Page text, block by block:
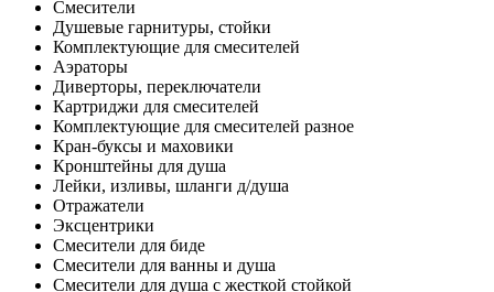
Смесители
Душевые гарнитуры, стойки
Комплектующие для смесителей
Аэраторы
Диверторы, переключатели
Картриджи для смесителей
Комплектующие для смесителей разное
Кран-буксы и маховики
Кронштейны для душа
Лейки, изливы, шланги д/душа
Отражатели
Эксцентрики
Смесители для биде
Смесители для ванны и душа
Смесители для душа с жесткой стойкой